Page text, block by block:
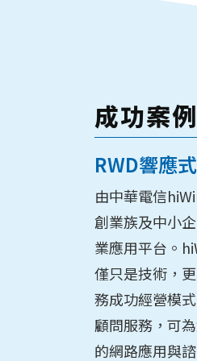
成功案例
RWD響應
由中華電信
創業族及中小
業應用平台。
僅只是技術，
務成功經營模
顧問服務，可